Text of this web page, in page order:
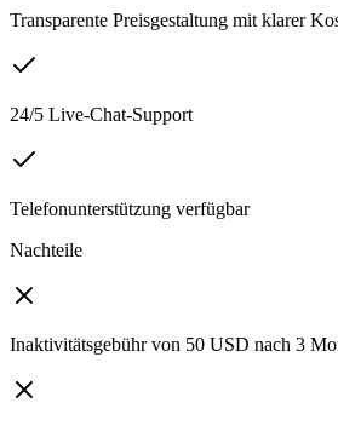
Transparente Preisgestaltung mit klarer
24/5 Live-Chat-Support
Telefonunterstützung verfügbar
Nachteile
Inaktivitätsgebühr von 50 USD nach 3